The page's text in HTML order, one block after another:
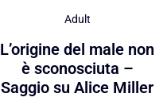
Adult
L’origine del male non
è sconosciuta –
Saggio su Alice Miller